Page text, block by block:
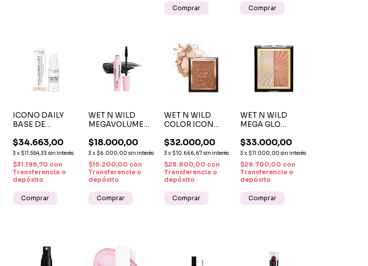
Comprar Comprar
ICONO DAILY
BASE DE
HYALURON
VELVET LIGHT
$34.663,00
3 x $11.554,33 sin interés
$31.196,70 con
Transferencia o
depósito
WET N WILD
MEGAVOLUME
MASCARA
$18.000,00
3 x $6.000,00 sin interés
$16.200,00 con
Transferencia o
depósito
WET N WILD
COLOR ICON
SHADY BEACHES
$32.000,00
3 x $10.666,67 sin interés
$28.800,00 con
Transferencia o
depósito
WET N WILD
MEGA GLO
HIGHLIGHT
BLING
$33.000,00
3 x $11.000,00 sin interés
$29.700,00 con
Transferencia o
depósito